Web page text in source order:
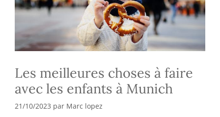
Les meilleures choses à faire
avec les enfants à Munich
21/10/2023 par Marc lopez